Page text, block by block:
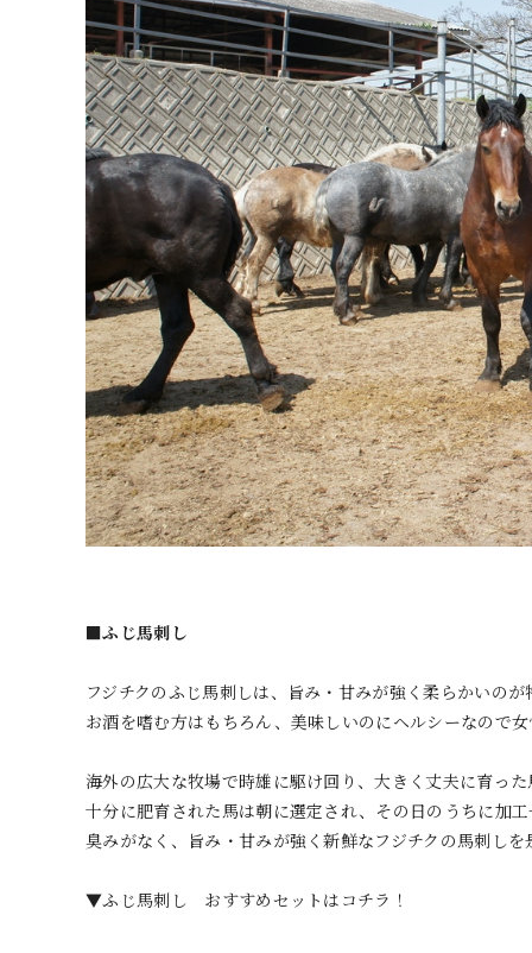
■ふじ馬刺し
フジチクのふじ馬刺しは、旨み・甘みが強く柔らかいのが
お酒を嗜む方はもちろん、美味しいのにヘルシーなので
海外の広大な牧場で時雄に駆け回り、大きく丈夫に育っ
十分に肥育された馬は朝に選定され、その日のうちに加
臭みがなく、旨み・甘みが強く新鮮なフジチクの馬刺し
▼ふじ馬刺し おすすめセットはコチラ！